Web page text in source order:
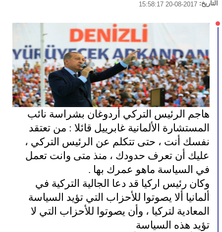
التاريخ:
هاجم الرئيس التركي أردوغان بشراسة نائب
المستشارة الألمانية غابرييل قائلا : من تعتقد
نفسك أنت ، حتى تتكلم عن الرئيس التركي ،
عليك أن تعرف حدودك ، منذ متى وانت تعمل
في السياسة ماهو عمرك بها .
وكان رئيس اركيا قد دعا الجالية التركية في
ألمانيا ألا يصوتوا للأحزاب التي تؤيد السياسة
المعادية لتركيا ، وأن يصوتوا للأحزاب التي لا
تؤيد هذه السياسة